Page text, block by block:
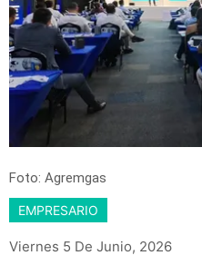
Foto: Agremgas
EMPRESARIO
Viernes 5 De Junio, 2026